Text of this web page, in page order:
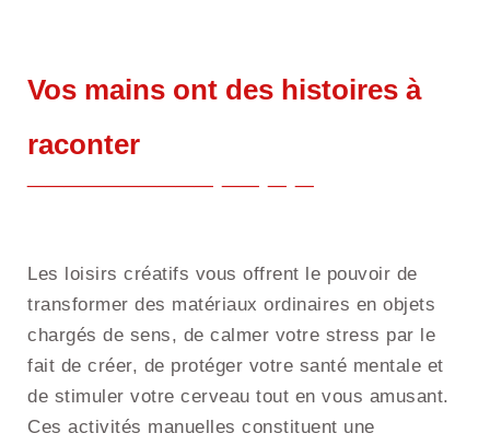
Vos mains ont des histoires à
raconter
Les loisirs créatifs vous offrent le pouvoir de
transformer des matériaux ordinaires en objets
chargés de sens, de calmer votre stress par le
fait de créer, de protéger votre santé mentale et
de stimuler votre cerveau tout en vous amusant.
Ces activités manuelles constituent une